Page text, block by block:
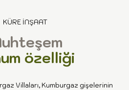
KÜRE İNŞAAT
özelliği
Villaları, Kumburgaz gişelerinin